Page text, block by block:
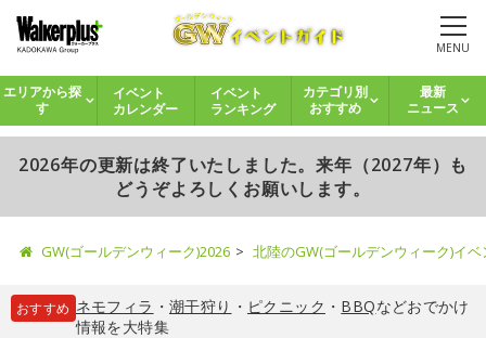
MENU
エリアから探
す
イベント
カレンダー
イベント
ランキング
カテゴリ別
おすすめ
最新
ニュース
2026年の更新は終了いたしました。来年（2027年）も
どうぞよろしくお願いします。
GW(ゴールデンウィーク)2026 北陸のGW(ゴールデンウィーク)イ
おすすめ ネモフィラ ・ 潮干狩り ・ ピクニック ・ BBQなどおでかけ
情報を大特集